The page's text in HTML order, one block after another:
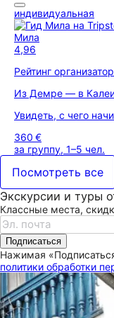
индивидуальная
Мила
4,96
Рейтинг
Из Демре — в
Увидеть, с чего
360 €
за группу, 1–5 чел.
Посмотреть все
Экскурсии и туры
Классные места,
Подписаться
Нажимая
политики обработки